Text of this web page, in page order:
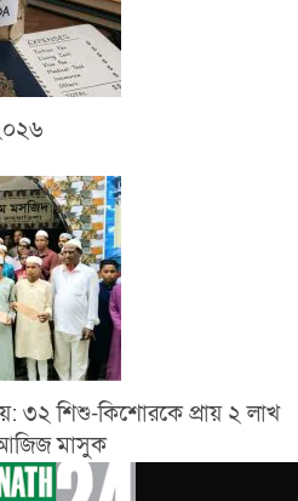
৩২ শিশু-কিশোরকে প্রায় ২ লাখ
আজিজ মাসুক